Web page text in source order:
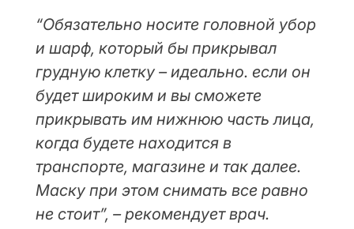
“Обязательно носите головной убор
и шарф, который бы прикрывал
грудную клетку – идеально. если он
будет широким и вы сможете
прикрывать им нижнюю часть лица,
когда будете находится в
транспорте, магазине и так далее.
Маску при этом снимать все равно
не стоит”, – рекомендует врач.